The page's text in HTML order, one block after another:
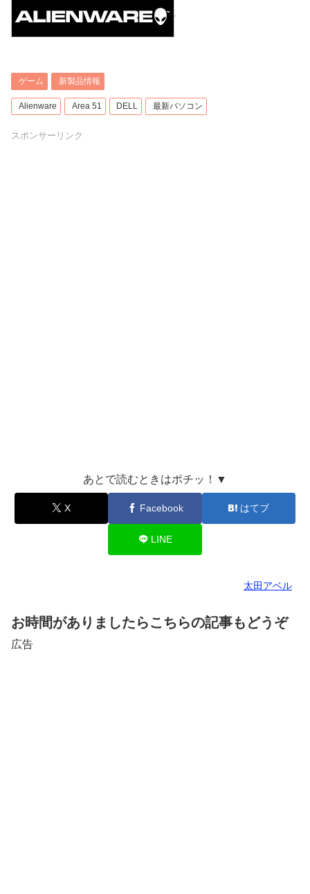
ゲーム 新製品情報
Alienware Area 51 DELL 最新パソコン
スポンサーリンク
あとで読むときはポチッ！▼
X Facebook はてブ
LINE
太田アベル
お時間がありましたらこちらの記事もどうぞ
広告